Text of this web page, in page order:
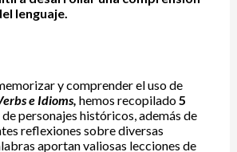
lenguaje.
y comprender el uso de
e Idioms, hemos recopilado 5
de personajes históricos, además de
reflexiones sobre diversas
aportan valiosas lecciones de